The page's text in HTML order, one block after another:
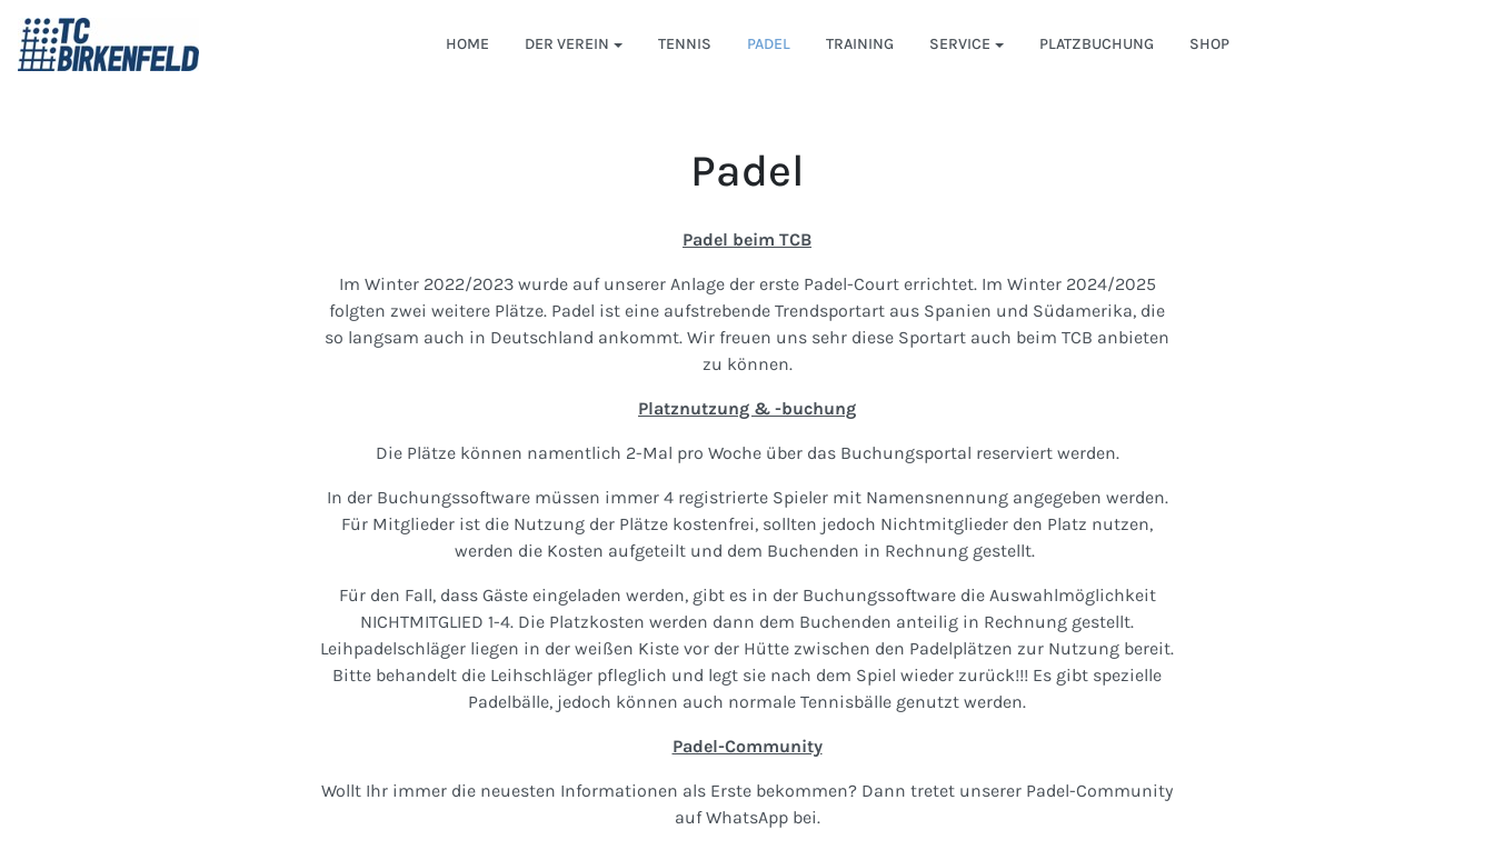
HOME DER VEREIN TENNIS PADEL TRAINING SERVICE PLATZBUCHUNG SHOP
Padel
Padel beim TCB
Im Winter 2022/2023 wurde auf unserer Anlage der erste Padel-Court errichtet. Im Winter 2024/2025
folgten zwei weitere Plätze. Padel ist eine aufstrebende Trendsportart aus Spanien und Südamerika, die
so langsam auch in Deutschland ankommt. Wir freuen uns sehr diese Sportart auch beim TCB anbieten
zu können.
Platznutzung & -buchung
Die Plätze können namentlich 2-Mal pro Woche über das Buchungsportal reserviert werden.
In der Buchungssoftware müssen immer 4 registrierte Spieler mit Namensnennung angegeben werden.
Für Mitglieder ist die Nutzung der Plätze kostenfrei, sollten jedoch Nichtmitglieder den Platz nutzen,
werden die Kosten aufgeteilt und dem Buchenden in Rechnung gestellt.
Für den Fall, dass Gäste eingeladen werden, gibt es in der Buchungssoftware die Auswahlmöglichkeit
NICHTMITGLIED 1-4. Die Platzkosten werden dann dem Buchenden anteilig in Rechnung gestellt.
Leihpadelschläger liegen in der weißen Kiste vor der Hütte zwischen den Padelplätzen zur Nutzung bereit.
Bitte behandelt die Leihschläger pfleglich und legt sie nach dem Spiel wieder zurück!!! Es gibt spezielle
Padelbälle, jedoch können auch normale Tennisbälle genutzt werden.
Padel-Community
Wollt Ihr immer die neuesten Informationen als Erste bekommen? Dann tretet unserer Padel-Community
auf WhatsApp bei.